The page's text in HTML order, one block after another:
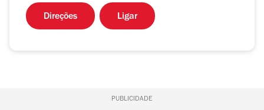
Direções Ligar
PUBLICIDADE